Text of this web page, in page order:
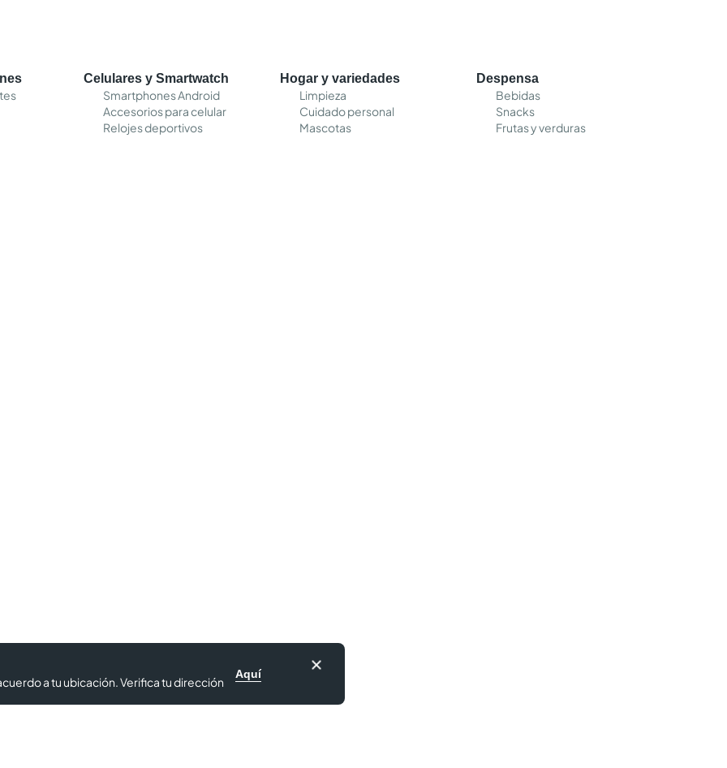
a tu ubicación. Verifica tu dirección
Aquí
Celulares y Smartwatch
Smartphones Android
Accesorios para celular
Relojes deportivos
Hogar y variedades
Limpieza
Cuidado personal
Mascotas
Despensa
Bebidas
Snacks
Frutas y verduras